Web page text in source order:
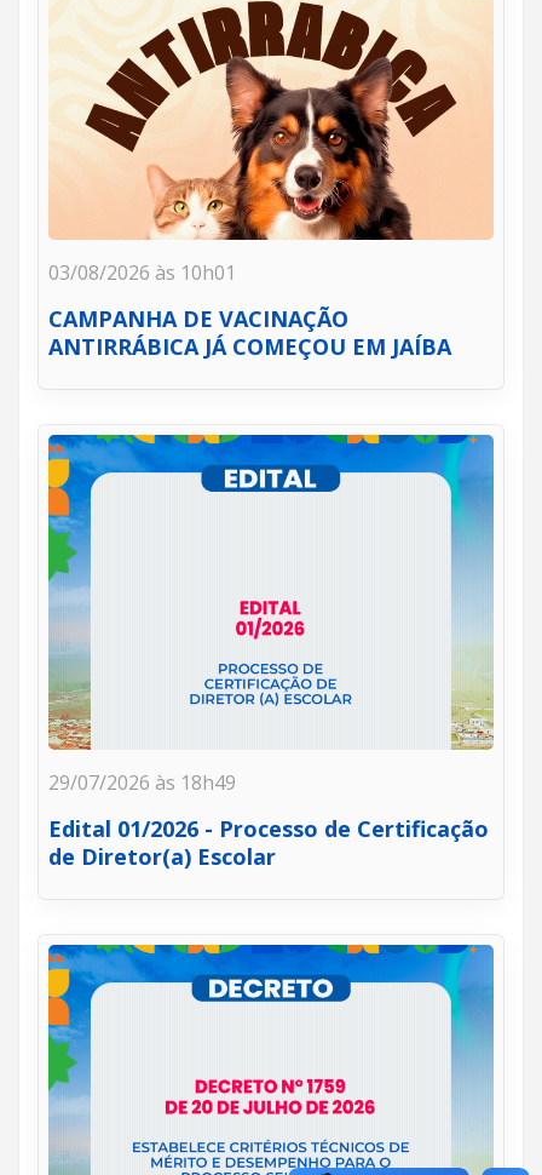
03/08/2026 às 10h01
CAMPANHA DE VACINAÇÃO
ANTIRRÁBICA JÁ COMEÇOU EM JAÍBA
29/07/2026 às 18h49
Edital 01/2026 - Processo de Certificação
de Diretor(a) Escolar